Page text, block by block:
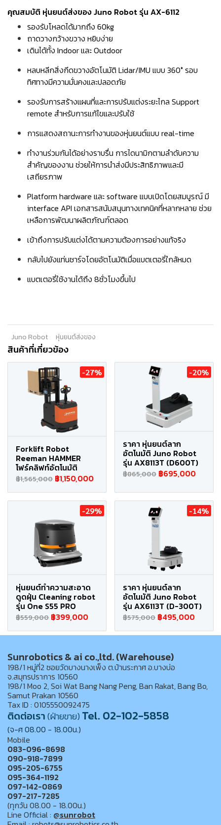
คุณสมบัติ หุ่นยนต์ส่งของ Juno Robot รุ่น AX-6112
รองรับโหลดได้มากถึง 60kg
ถาดวางกว้างขวาง หยิบง่าย
เดินได้ทั้ง Indoor และ Outdoor
หลบหลีกสิ่งกีดขวางอัตโนมัติ Lidar/IMU แบบ 360° รอบ
ทิศทางมีความมั่นคงและปลอดภัย
รองรับการสร้างแผนที่และการปรับแต่งระยะไกล Support
remote สำหรับการแก้ไขและปรับใช้
การแสดงสถานะการทำงานของหุ่นยนต์แบบ real-time
ทำงานร่วมกันได้อย่างราบรื่น การไดนามิกตามลำดับความ
สำคัญของงาน ช่วยให้การนำส่งมีประสิทธิภาพและมี
เสถียรภาพ
Platform hardware และ software แบบเปิดโดยสมบูรณ์ มี
interface API เอกสารสนับสนุนทางเทคนิคที่หลากหลาย ช่วย
เหลือการพัฒนาผลิตภัณฑ์ตลอด
เข้าถึงการปรับแต่งได้ตามความต้องการอย่างแท้จริง
กลับไปยังแท่นชาร์จโดยอัตโนมัติเมื่อแบตเตอรี่ใกล้หมด
แบตเตอรี่ใช้งานได้ถึง 8ชั่วโมงขึ้นไป
Juno Robot หุ่นยนต์ส่งของ
สินค้าที่เกี่ยวข้อง
-27%
Forklift Robot
Reeman HAMMER
โฟร์คลิฟท์อัตโนมัติ
฿1,565,000 ฿1,150,000
-20%
ราคา หุ่นยนต์ลาก
อัตโนมัติ Juno Robot
รุ่น AX8113T (D600T)
฿865,000 ฿695,000
-29%
หุ่นยนต์ทำความสะอาด
ดูดฝุ่น Cleaning robot
รุ่น One S55 PRO
฿559,000 ฿399,000
-14%
ราคา หุ่นยนต์ลาก
อัตโนมัติ Juno Robot
รุ่น AX6113T (D-300T)
฿575,000 ฿495,000
Sunrobotics & ai co.,ltd. (Warehouse)
198/1 หมู่ที่2 ซอยวัดบางนางเพ็ง ต.บ้านระกาศ อ.บางบ่อ
จ.สมุทรปราการ 10560
198/1 Moo 2, Soi Wat Bang Nang Peng, Ban Rakat, Bang Bo,
Samut Prakan 10560
Tax ID : 0105550092475
ติดต่อเรา(ฝ่ายขาย) Tel. 02-102-5858
(จ-ศ 08.00 - 18.00น.)
Mobile
083-096-8698
090-918-7899
095-205-6755
095-364-1192
097-142-0869
097-217-7285
(ทุกวัน 08.00 - 18.00น.)
Line Official : @sunrobot